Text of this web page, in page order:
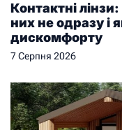
Контактні
них не одразу і
дискомфорту
7 Серпня 2026